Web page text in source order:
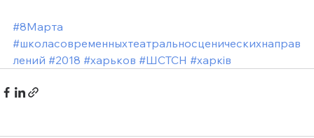
#8Марта
#школасовременныхтеатральносценическихнаправ
лений #2018 #харьков #ШСТСН #харкiв